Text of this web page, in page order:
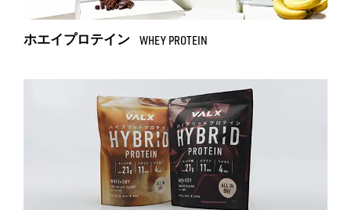
ホエイプロテイン WHEY PROTEIN